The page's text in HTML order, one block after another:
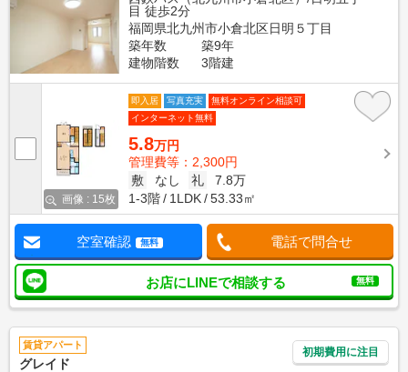
目 徒歩2分
福岡県北九州市小倉北区日明５丁目
築年数
築9年
建物階数
3階建
画像 : 15枚
即入居 写真充実
無料オンライン相談可
インターネット無料
5.8万円
管理費等：2,300円
敷
なし 礼
7.8万
1-3階
1LDK 53.33㎡
空室確認 無料 電話で問合せ
お店にLINEで相談する 無料
賃貸アパート
グレイド
初期費用に注目